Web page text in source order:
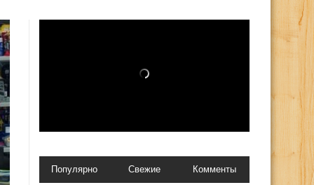
Популярно Свежие Комменты